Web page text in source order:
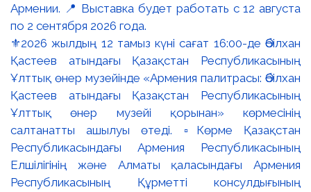
⚜️2026 жылдың 12 тамыз күні сағат 16:00-де Әбілхан
Қастеев атындағы Қазақстан Республикасының
Ұлттық өнер музейінде «Армения палитрасы: Әбілхан
Қастеев атындағы Қазақстан Республикасының
Ұлттық өнер музейі қорынан» көрмесінің
салтанатты ашылуы өтеді. ▫️Көрме Қазақстан
Республикасындағы Армения Республикасының
Елшілігінің және Алматы қаласындағы Армения
Республикасының Құрметті консулдығының